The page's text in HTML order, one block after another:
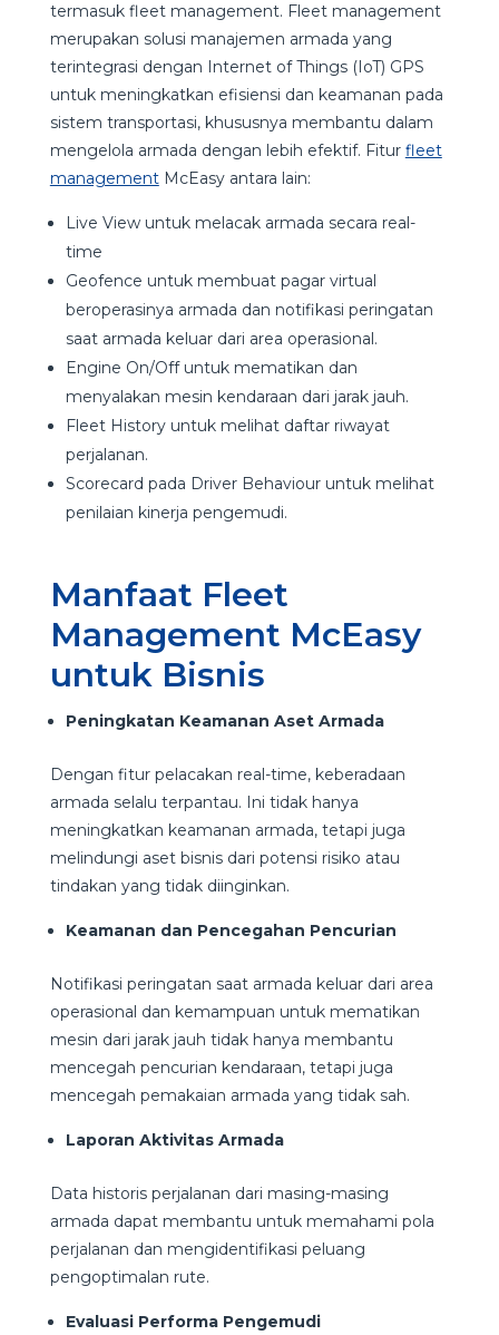
termasuk fleet management. Fleet management
merupakan solusi manajemen armada yang
terintegrasi dengan Internet of Things (IoT) GPS
untuk meningkatkan efisiensi dan keamanan pada
sistem transportasi, khususnya membantu dalam
mengelola armada dengan lebih efektif. Fitur fleet
managementMcEasy antara lain:
Live View untuk melacak armada secara real-
time
Geofence untuk membuat pagar virtual
beroperasinya armada dan notifikasi peringatan
saat armada keluar dari area operasional.
Engine On/Off untuk mematikan dan
menyalakan mesin kendaraan dari jarak jauh.
Fleet History untuk melihat daftar riwayat
perjalanan.
Scorecard pada Driver Behaviour untuk melihat
penilaian kinerja pengemudi.
Manfaat Fleet
Management McEasy
untuk Bisnis
Peningkatan Keamanan Aset Armada
Dengan fitur pelacakan real-time, keberadaan
armada selalu terpantau. Ini tidak hanya
meningkatkan keamanan armada, tetapi juga
melindungi aset bisnis dari potensi risiko atau
tindakan yang tidak diinginkan.
Keamanan dan Pencegahan Pencurian
Notifikasi peringatan saat armada keluar dari area
operasional dan kemampuan untuk mematikan
mesin dari jarak jauh tidak hanya membantu
mencegah pencurian kendaraan, tetapi juga
mencegah pemakaian armada yang tidak sah.
Laporan Aktivitas Armada
Data historis perjalanan dari masing-masing
armada dapat membantu untuk memahami pola
perjalanan dan mengidentifikasi peluang
pengoptimalan rute.
Evaluasi Performa Pengemudi